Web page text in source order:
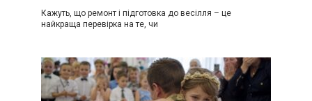
Кажуть, що ремонт і підготовка до весілля – це
найкраща перевірка на те, чи